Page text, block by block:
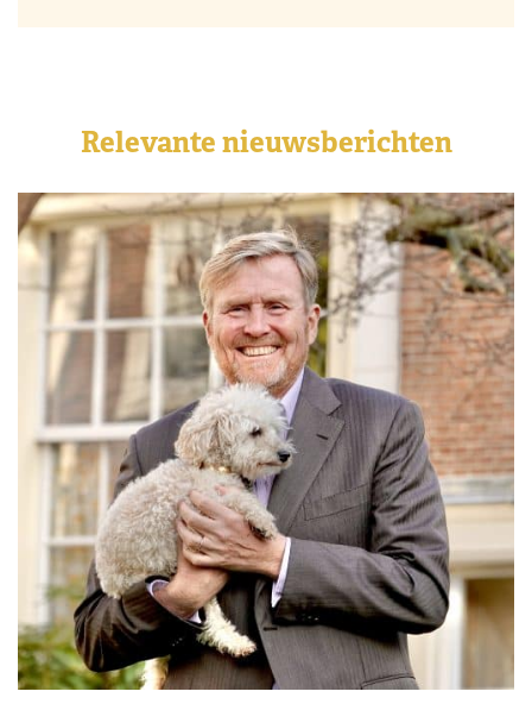
Relevante nieuwsberichten